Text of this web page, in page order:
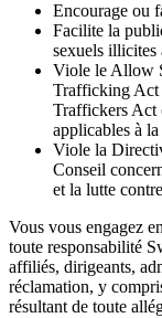
Encourage ou
Facilite la
sexuels illicites
Viole le Allow
Trafficking Act
Traffickers Act
applicables à
Viole la
Conseil
et la lutte
Vous vous engagez
toute responsabilité
affiliés, dirigeants,
réclamation, y
résultant de toute